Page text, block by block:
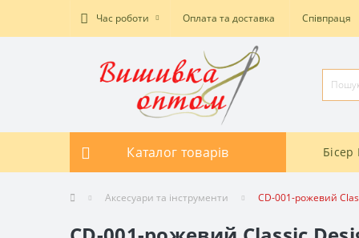
Час роботи Оплата та доставка Співпраця
Каталог товарів Бісер
Аксесуари та інструменти CD-001-рожевий